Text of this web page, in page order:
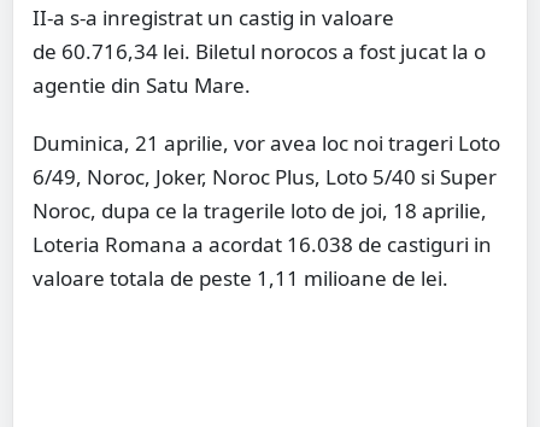
II-a s-a inregistrat un castig in valoare
de 60.716,34 lei. Biletul norocos a fost jucat la o
agentie din Satu Mare.
Duminica, 21 aprilie, vor avea loc noi trageri Loto
6/49, Noroc, Joker, Noroc Plus, Loto 5/40 si Super
Noroc, dupa ce la tragerile loto de joi, 18 aprilie,
Loteria Romana a acordat 16.038 de castiguri in
valoare totala de peste 1,11 milioane de lei.